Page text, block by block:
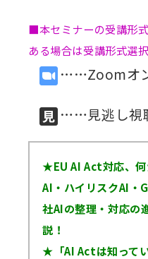
雑誌
「化学物質管理」
講師派遣
(社内研修)
コラム・取材
FAQ/問い合わせ先
■本セミナーの受講形
ある場合は受講形式選択
……Zoomオ
……見逃し視
★EU AI Act対応、何
AI・ハイリスクAI・
社AIの整理・対応の
説！
★「AI Actは知って